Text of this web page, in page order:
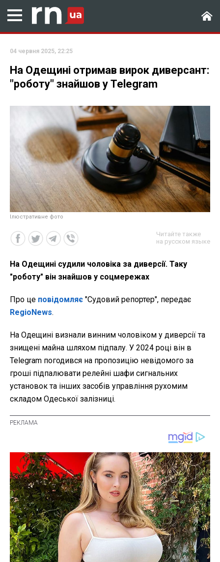
04 червня 2025, 22:25
На Одещині отримав вирок диверсант:
"роботу" знайшов у Telegram
Ілюстративне фото
Читайте также
на русском языке
На Одещині судили чоловіка за диверсії. Таку
"роботу" він знайшов у соцмережах
Про це повідомляє "Судовий репортер", передає
RegioNews.
На Одещині визнали винним чоловіком у диверсії та
знищені майна шляхом підпалу. У 2024 році він в
Telegram погодився на пропозицію невідомого за
гроші підпалювати релейні шафи сигнальних
установок та інших засобів управління рухомим
складом Одеської залізниці.